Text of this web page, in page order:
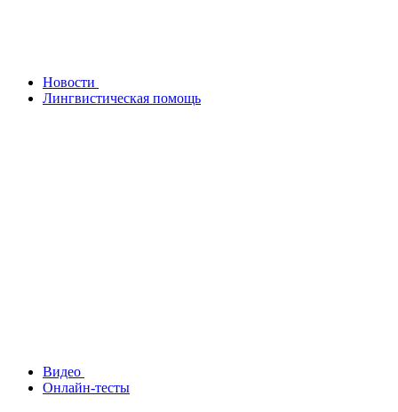
Новости
Лингвистическая помощь
Видео
Онлайн-тесты